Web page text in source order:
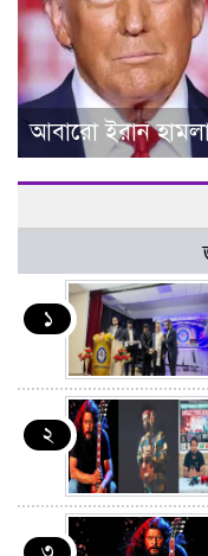
আবারো ইরান
১
২